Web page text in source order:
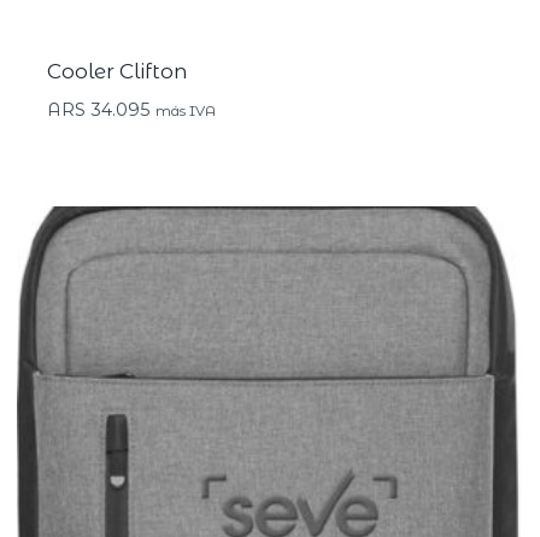
Cooler Clifton
ARS 34.095 más IVA